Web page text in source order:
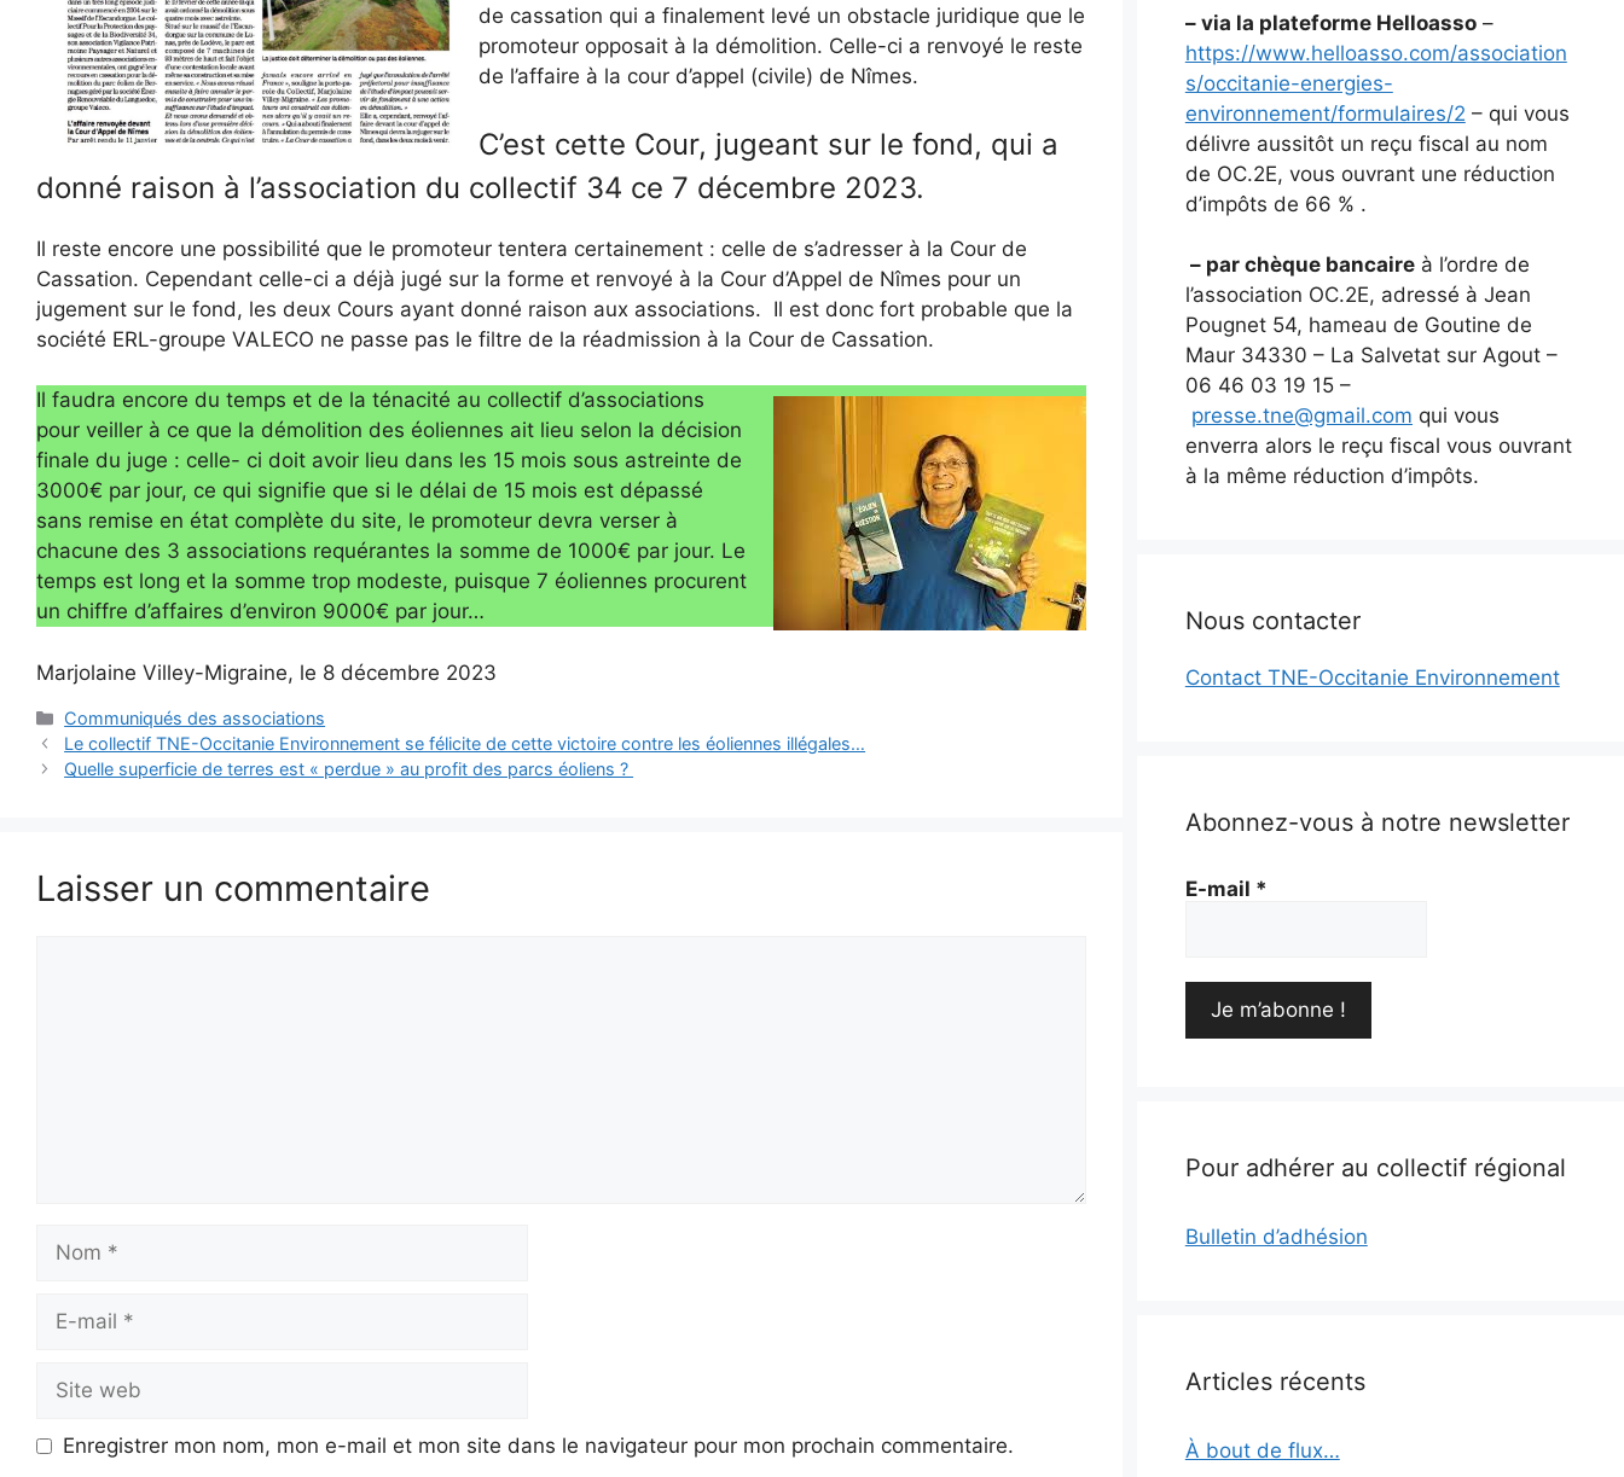
de cassation qui a finalement levé un obstacle juridique que le
promoteur opposait à la démolition. Celle-ci a renvoyé le reste
de l’affaire à la cour d’appel (civile) de Nîmes.
C’est cette Cour, jugeant sur le fond, qui a
donné raison à l’association du collectif 34 ce 7 décembre 2023.
Il reste encore une possibilité que le promoteur tentera certainement : celle de s’adresser à la Cour de
Cassation. Cependant celle-ci a déjà jugé sur la forme et renvoyé à la Cour d’Appel de Nîmes pour un
jugement sur le fond, les deux Cours ayant donné raison aux associations. Il est donc fort probable que la
société ERL-groupe VALECO ne passe pas le filtre de la réadmission à la Cour de Cassation.
Il faudra encore du temps et de la ténacité au collectif d’associations
pour veiller à ce que la démolition des éoliennes ait lieu selon la décision
finale du juge : celle- ci doit avoir lieu dans les 15 mois sous astreinte de
3000€ par jour, ce qui signifie que si le délai de 15 mois est dépassé
sans remise en état complète du site, le promoteur devra verser à
chacune des 3 associations requérantes la somme de 1000€ par jour. Le
temps est long et la somme trop modeste, puisque 7 éoliennes procurent
un chiffre d’affaires d’environ 9000€ par jour…
Marjolaine Villey-Migraine, le 8 décembre 2023
Catégories
Communiqués des associations
Le collectif TNE-Occitanie Environnement se félicite de cette victoire contre les éoliennes illégales…
Quelle superficie de terres est « perdue » au profit des parcs éoliens ?
Laisser un commentaire
mail
web
Enregistrer mon nom, mon e-mail et mon site dans le navigateur pour mon prochain commentaire.
– via la plateforme Helloasso–
https://www.helloasso.com/association
s/occitanie-energies-
environnement/formulaires/2 – qui vous
délivre aussitôt un reçu fiscal au nom
de OC.2E, vous ouvrant une réduction
d’impôts de 66 % .
– par chèque bancaireà l’ordre de
l’association OC.2E, adressé à Jean
Pougnet 54, hameau de Goutine de
Maur 34330 – La Salvetat sur Agout –
06 46 03 19 15 –
presse.tne@gmail.com qui vous
enverra alors le reçu fiscal vous ouvrant
à la même réduction d’impôts.
Nous contacter
Contact TNE-Occitanie Environnement
Abonnez-vous à notre newsletter
E-mail *
Pour adhérer au collectif régional
Bulletin d’adhésion
Articles récents
À bout de flux…